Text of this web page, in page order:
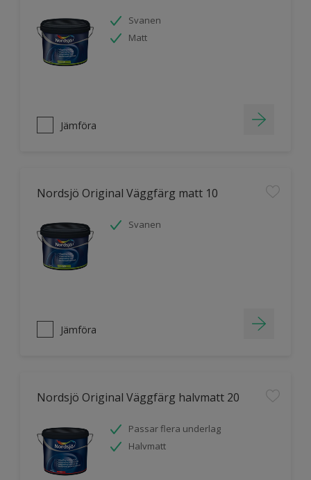
Svanen
Matt
Jämföra
Nordsjö Original Väggfärg matt 10
Svanen
Jämföra
Nordsjö Original Väggfärg halvmatt 20
Passar flera underlag
Halvmatt